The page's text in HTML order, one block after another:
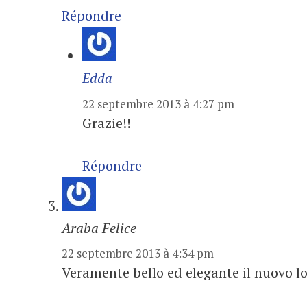
Répondre
Edda
22 septembre 2013 à 4:27 pm
Grazie!!
Répondre
Araba Felice
22 septembre 2013 à 4:34 pm
Veramente bello ed elegante il nuovo